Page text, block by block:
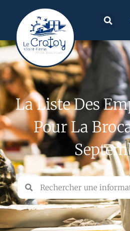
La Liste Des
Pour La